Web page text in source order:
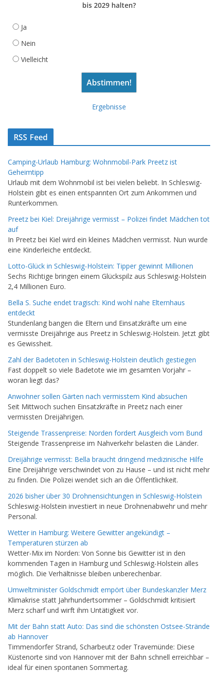
bis 2029 halten?
Ja
Nein
Vielleicht
Ergebnisse
RSS Feed
Camping-Urlaub Hamburg: Wohnmobil-Park Preetz ist
Geheimtipp
Urlaub mit dem Wohnmobil ist bei vielen beliebt. In Schleswig-
Holstein gibt es einen entspannten Ort zum Ankommen und
Runterkommen.
Preetz bei Kiel: Dreijährige vermisst – Polizei findet Mädchen tot
auf
In Preetz bei Kiel wird ein kleines Mädchen vermisst. Nun wurde
eine Kinderleiche entdeckt.
Lotto-Glück in Schleswig-Holstein: Tipper gewinnt Millionen
Sechs Richtige bringen einem Glückspilz aus Schleswig-Holstein
2,4 Millionen Euro.
Bella S. Suche endet tragisch: Kind wohl nahe Elternhaus
entdeckt
Stundenlang bangen die Eltern und Einsatzkräfte um eine
vermisste Dreijährige aus Preetz in Schleswig-Holstein. Jetzt gibt
es Gewissheit.
Zahl der Badetoten in Schleswig-Holstein deutlich gestiegen
Fast doppelt so viele Badetote wie im gesamten Vorjahr –
woran liegt das?
Anwohner sollen Gärten nach vermisstem Kind absuchen
Seit Mittwoch suchen Einsatzkräfte in Preetz nach einer
vermissten Dreijährigen.
Steigende Trassenpreise: Norden fordert Ausgleich vom Bund
Steigende Trassenpreise im Nahverkehr belasten die Länder.
Dreijährige vermisst: Bella braucht dringend medizinische Hilfe
Eine Dreijährige verschwindet von zu Hause – und ist nicht mehr
zu finden. Die Polizei wendet sich an die Öffentlichkeit.
2026 bisher über 30 Drohnensichtungen in Schleswig-Holstein
Schleswig-Holstein investiert in neue Drohnenabwehr und mehr
Personal.
Wetter in Hamburg: Weitere Gewitter angekündigt –
Temperaturen stürzen ab
Wetter-Mix im Norden: Von Sonne bis Gewitter ist in den
kommenden Tagen in Hamburg und Schleswig-Holstein alles
möglich. Die Verhältnisse bleiben unberechenbar.
Umweltminister Goldschmidt empört über Bundeskanzler Merz
Klimakrise statt Jahrhundertsommer – Goldschmidt kritisiert
Merz scharf und wirft ihm Untätigkeit vor.
Mit der Bahn statt Auto: Das sind die schönsten Ostsee-Strände
ab Hannover
Timmendorfer Strand, Scharbeutz oder Travemünde: Diese
Küstenorte sind von Hannover mit der Bahn schnell erreichbar –
ideal für einen spontanen Sommertag.